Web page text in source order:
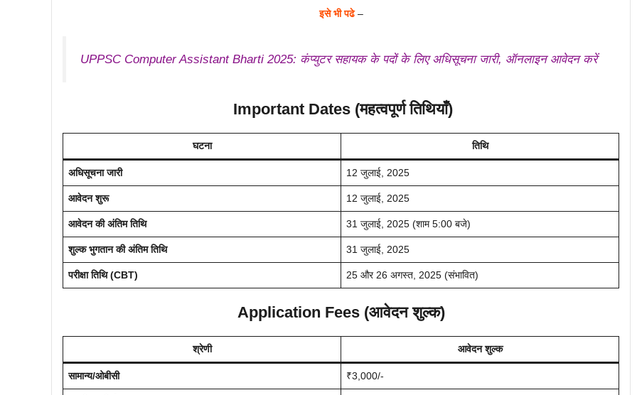
इसे भी पढे–
UPPSC Computer Assistant Bharti 2025: कंप्युटर सहायक के पदों के लिए अधिसूचना जारी, ऑनलाइन आवेदन करें
Important Dates (महत्वपूर्ण तिथियाँ)
घटना तिथि
अधिसूचना जारी 12 जुलाई, 2025
आवेदन शुरू 12 जुलाई, 2025
आवेदन की अंतिम तिथि 31 जुलाई, 2025 (शाम 5:00 बजे)
शुल्क भुगतान की अंतिम तिथि 31 जुलाई, 2025
परीक्षा तिथि (CBT) 25 और 26 अगस्त, 2025 (संभावित)
Application Fees (आवेदन शुल्क)
श्रेणी आवेदन शुल्क
सामान्य/ओबीसी ₹3,000/-